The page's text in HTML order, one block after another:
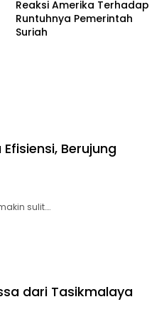
Reaksi Amerika Terhadap
Runtuhnya Pemerintah
Suriah
Berujung
sulit….
dari Tasikmalaya